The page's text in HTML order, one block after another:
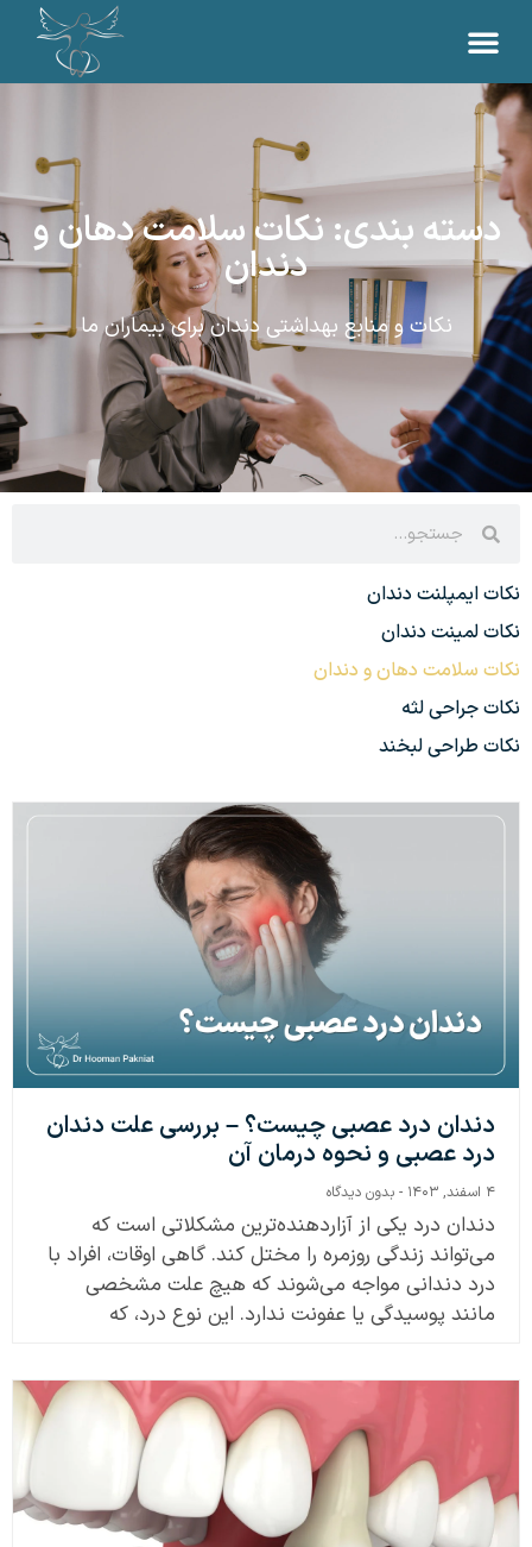
دسته بندی: نکات سلامت دهان و
دندان
نکات و منابع بهداشتی دندان برای بیماران ما
نکات ایمپلنت دندان
نکات لمینت دندان
نکات سلامت دهان و دندان
نکات جراحی لثه
نکات طراحی لبخند
دندان درد عصبی چیست؟ – بررسی علت دندان
درد عصبی و نحوه درمان آن
۴ اسفند, ۱۴۰۳ بدون دیدگاه
دندان درد یکی از آزاردهنده‌ترین مشکلاتی است که
می‌تواند زندگی روزمره را مختل کند. گاهی اوقات، افراد با
درد دندانی مواجه می‌شوند که هیچ علت مشخصی
مانند پوسیدگی یا عفونت ندارد. این نوع درد، که